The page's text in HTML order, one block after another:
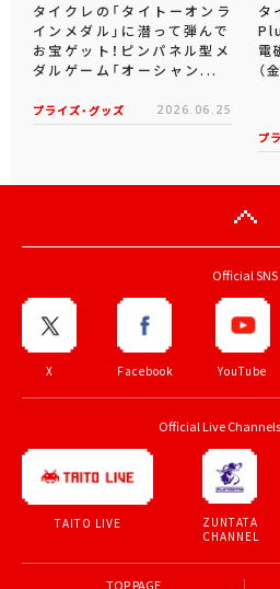
タイクレの「タイトーオンラ
インメダル」に潜って弾んで
お宝ゲット！ピンパネル型メ
ダルゲーム「オーシャン...
プライズ・グッズ 2026.06.25
タ
電
（
プ
Official SNS
X Facebook YouTube
Official Live
TAITO LIVE
ZUNTATA
CHANNEL